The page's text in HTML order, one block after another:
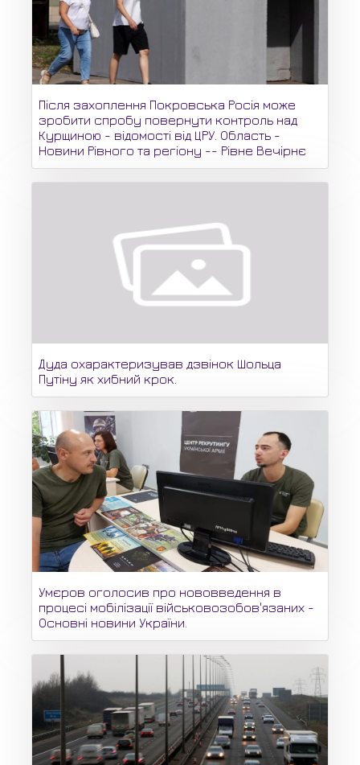
Після захоплення Покровська Росія може
зробити спробу повернути контроль над
Курщиною - відомості від ЦРУ. Область -
Новини Рівного та регіону -- Рівне Вечірнє
Дуда охарактеризував дзвінок Шольца
Путіну як хибний крок.
Умєров оголосив про нововведення в
процесі мобілізації військовозобов'язаних -
Основні новини України.